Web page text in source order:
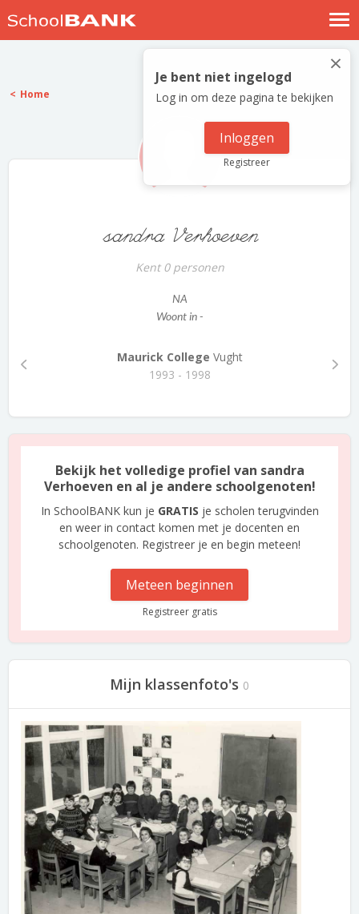
Nostalgische verhalen
Log in
Meld je gratis aan
×
Je bent niet ingelogd
Log in om deze pagina te bekijken
Inloggen
Registreer
Home
sandra Verhoeven
Kent 0 personen
NA
Woont in -
Maurick College Vught
1993 - 1998
Bekijk het volledige profiel van sandra
Verhoeven en al je andere schoolgenoten!
In SchoolBANK kun je GRATIS je scholen terugvinden
en weer in contact komen met je docenten en
schoolgenoten. Registreer je en begin meteen!
Meteen beginnen
Registreer gratis
Mijn klassenfoto's 0